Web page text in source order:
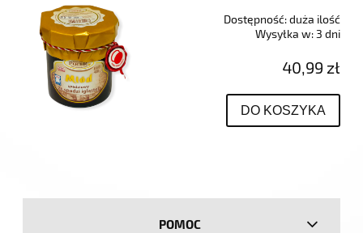
Dostępność:duża ilość
Wysyłka w: 3 dni
40,99 zł
DO KOSZYKA
POMOC